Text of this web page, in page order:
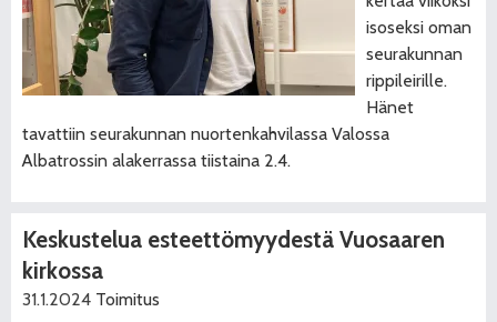
isoseksi oman
seurakunnan
rippileirille.
Hänet
tavattiin seurakunnan nuortenkahvilassa Valossa
Albatrossin alakerrassa tiistaina 2.4.
Keskustelua esteettömyydestä Vuosaaren
kirkossa
31.1.2024 Toimitus